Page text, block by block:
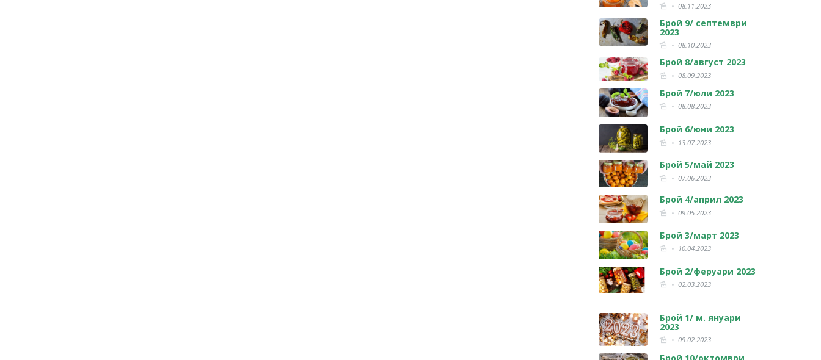
08.11.2023
Брой 9/ септември
2023
08.10.2023
Брой 8/август 2023
08.09.2023
Брой 7/юли 2023
08.08.2023
Брой 6/юни 2023
13.07.2023
Брой 5/май 2023
07.06.2023
Брой 4/април 2023
09.05.2023
Брой 3/март 2023
10.04.2023
Брой 2/феруари 2023
02.03.2023
Брой 1/ м. януари
2023
09.02.2023